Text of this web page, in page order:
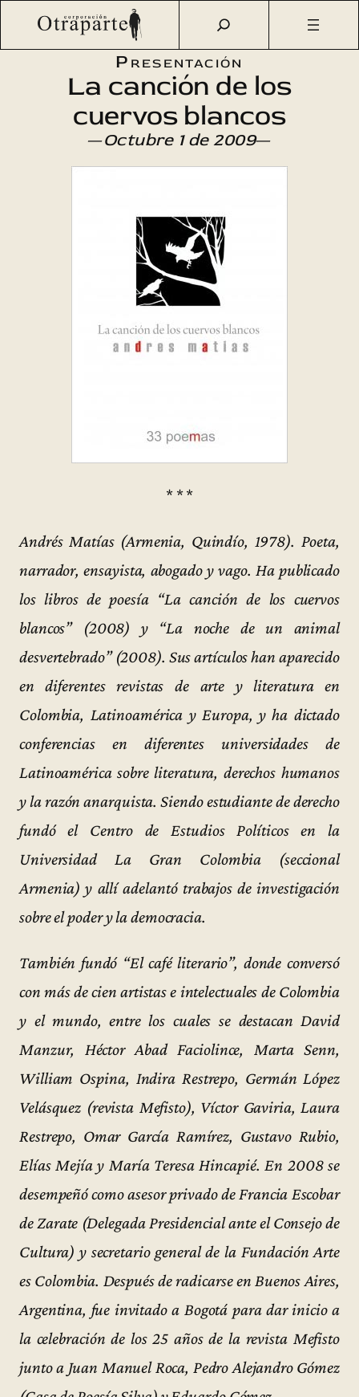
Saltar
Otraparte.org/ Agenda Cultural Literatura
La canción de
los cuervos blancos
Presentación
La canción de los
cuervos blancos
—Octubre 1 de 2009—
* * *
Andrés Matías (Armenia, Quindío, 1978). Poeta,
narrador, ensayista, abogado y vago. Ha publicado
los libros de poesía “La canción de los cuervos
blancos” (2008) y “La noche de un animal
desvertebrado” (2008). Sus artículos han aparecido
en diferentes revistas de arte y literatura en
Colombia, Latinoamérica y Europa, y ha dictado
conferencias en diferentes universidades de
Latinoamérica sobre literatura, derechos humanos
y la razón anarquista. Siendo estudiante de derecho
fundó el Centro de Estudios Políticos en la
Universidad La Gran Colombia (seccional
Armenia) y allí adelantó trabajos de investigación
sobre el poder y la democracia.
También fundó “El café literario”, donde conversó
con más de cien artistas e intelectuales de Colombia
y el mundo, entre los cuales se destacan David
Manzur, Héctor Abad Faciolince, Marta Senn,
William Ospina, Indira Restrepo, Germán López
Velásquez (revista Mefisto), Víctor Gaviria, Laura
Restrepo, Omar García Ramírez, Gustavo Rubio,
Elías Mejía y María Teresa Hincapié. En 2008 se
desempeñó como asesor privado de Francia Escobar
de Zarate (Delegada Presidencial ante el Consejo de
Cultura) y secretario general de la Fundación Arte
es Colombia. Después de radicarse en Buenos Aires,
Argentina, fue invitado a Bogotá para dar inicio a
la celebración de los 25 años de la revista Mefisto
junto a Juan Manuel Roca, Pedro Alejandro Gómez